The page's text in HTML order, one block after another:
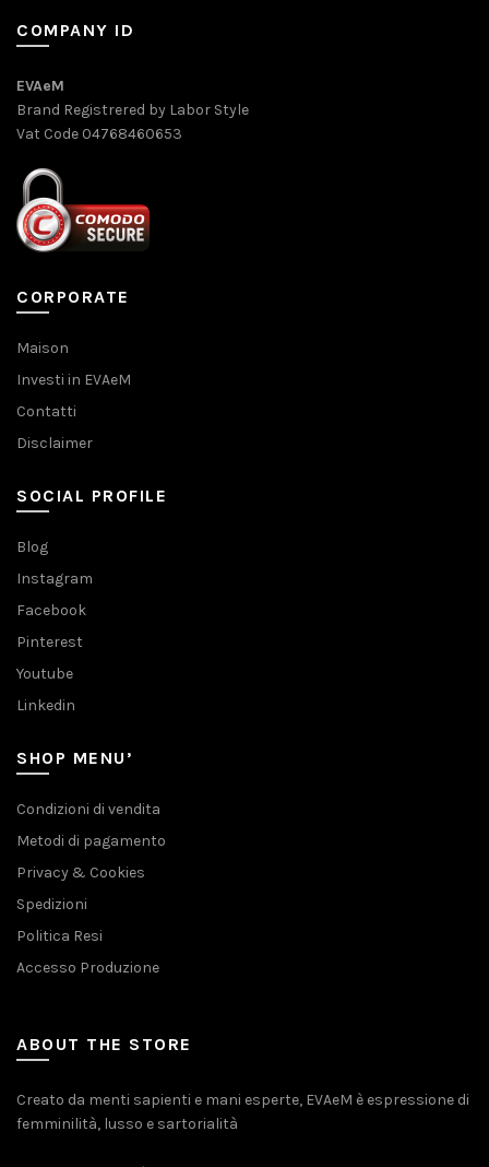
COMPANY ID
EVAeM
Brand Registrered by Labor Style
Vat Code 04768460653
CORPORATE
Maison
Investi in EVAeM
Contatti
Disclaimer
SOCIAL PROFILE
Blog
Instagram
Facebook
Pinterest
Youtube
Linkedin
SHOP MENU’
Condizioni di vendita
Metodi di pagamento
Privacy & Cookies
Spedizioni
Politica Resi
Accesso Produzione
ABOUT THE STORE
Creato da menti sapienti e mani esperte, EVAeM è espressione di
femminilità, lusso e sartorialità